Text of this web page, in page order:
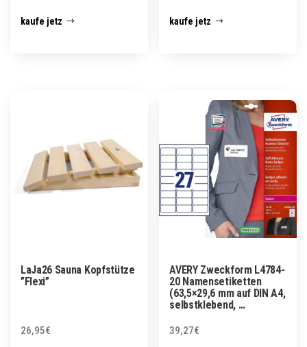
kaufe jetz kaufe jetz
LaJa26 Sauna Kopfstütze
”Flexi”
26,95€
AVERY Zweckform L4784-
20 Namensetiketten
(63,5×29,6 mm auf DIN A4,
selbstklebend, …
39,27€